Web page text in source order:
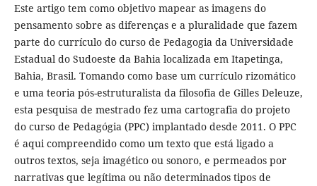
Este artigo tem como objetivo mapear as imagens do
pensamento sobre as diferenças e a pluralidade que fazem
parte do currículo do curso de Pedagogia da Universidade
Estadual do Sudoeste da Bahia localizada em Itapetinga,
Bahia, Brasil. Tomando como base um currículo rizomático
e uma teoria pós-estruturalista da filosofia de Gilles Deleuze,
esta pesquisa de mestrado fez uma cartografia do projeto
do curso de Pedagógia (PPC) implantado desde 2011. O PPC
é aqui compreendido como um texto que está ligado a
outros textos, seja imagético ou sonoro, e permeados por
narrativas que legítima ou não determinados tipos de